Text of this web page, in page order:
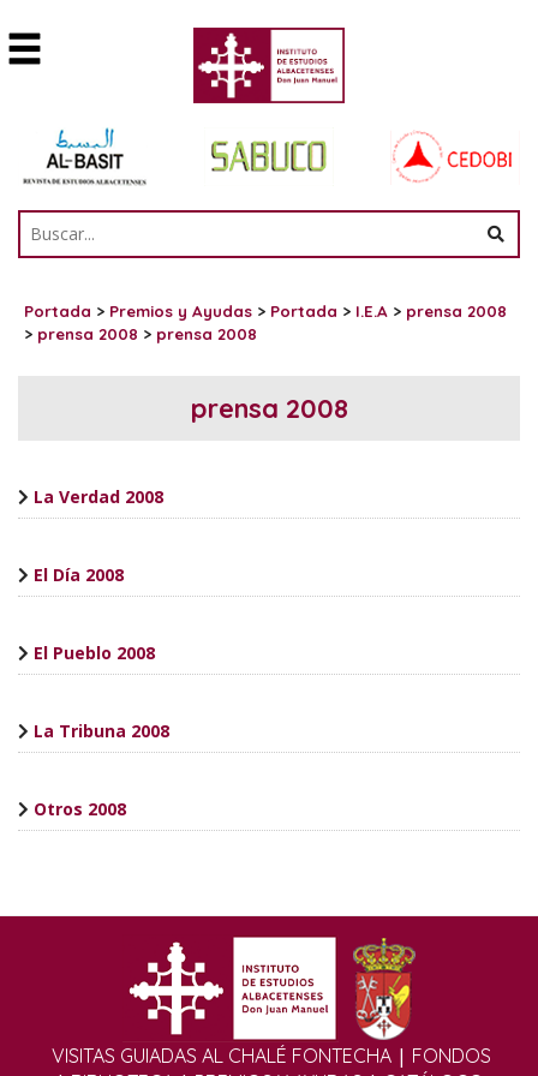
Portada > Premios y Ayudas > Portada > I.E.A > prensa 2008
> prensa 2008 > prensa 2008
prensa 2008
La Verdad 2008
El Día 2008
El Pueblo 2008
La Tribuna 2008
Otros 2008
VISITAS GUIADAS AL CHALÉ FONTECHA | FONDOS